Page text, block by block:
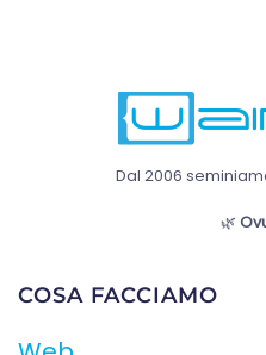
Dal 2006
🌿
COSA FACCIAMO